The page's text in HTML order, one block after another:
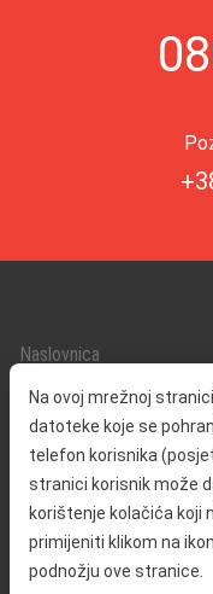
Na ovoj mrežnoj
datoteke koje se
telefon korisnika
stranici korisnik može
korištenje kolačića koji
primijeniti klikom na
podnožju ove stranice.
Naslovnica
O nama
Kontakt
Javna nabava
Odnosi s javnošću